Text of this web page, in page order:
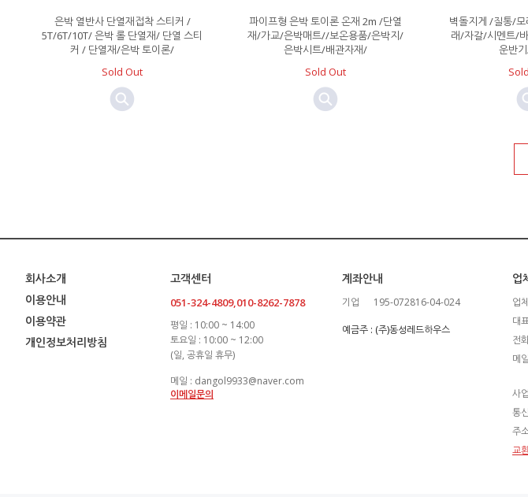
은박 열반사 단열재접착 스티커 /
5T/6T/10T/ 은박 롤 단열재/ 단열 스티
커 / 단열재/은박 토이론/
Sold Out
파이프형 은박 토이론 온재 2m /단열
재/가교/은박매트//보온용품/은박지/
은박시트/배관자재/
Sold Out
벽돌지게 /질통/
래/자갈/시멘트/
운반
회사소개
이용안내
이용약관
개인정보처리방침
고객센터
051-324-4809,010-8262-7878
평일 : 10:00 ~ 14:00
토요일 : 10:00 ~ 12:00
(일, 공휴일 휴무)
메일 : dangol9933@naver.com
이메일문의
계좌안내
기업 195-072816-04-024
예금주 : (주)동성레드하우스
업
업
대
전
메
사
통
주
교